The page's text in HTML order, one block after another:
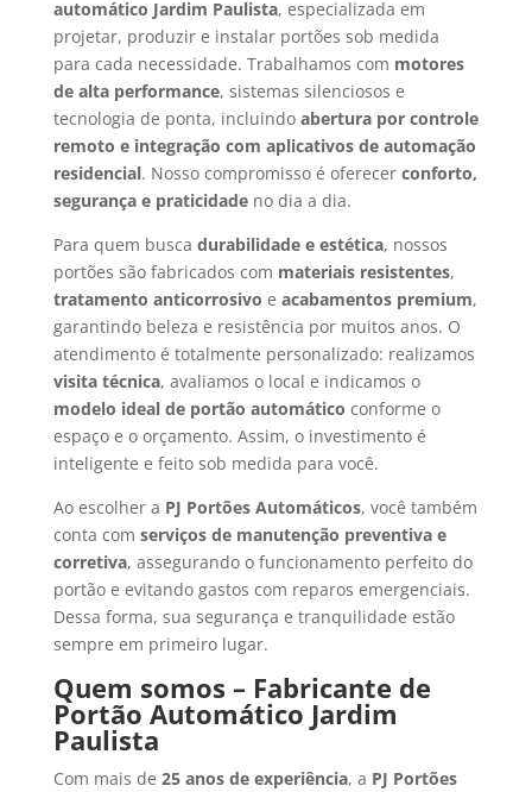
automático Jardim Paulista, especializada em
projetar, produzir e instalar portões sob medida
para cada necessidade. Trabalhamos com motores
de alta performance, sistemas silenciosos e
tecnologia de ponta, incluindo abertura por controle
remoto e integração com aplicativos de automação
residencial. Nosso compromisso é oferecer conforto,
segurança e praticidadeno dia a dia.
Para quem busca durabilidade e estética, nossos
portões são fabricados com materiais resistentes,
tratamento anticorrosivo e acabamentos premium,
garantindo beleza e resistência por muitos anos. O
atendimento é totalmente personalizado: realizamos
visita técnica, avaliamos o local e indicamos o
modelo ideal de portão automático conforme o
espaço e o orçamento. Assim, o investimento é
inteligente e feito sob medida para você.
Ao escolher a PJ Portões Automáticos, você também
conta com serviços de manutenção preventiva e
corretiva, assegurando o funcionamento perfeito do
portão e evitando gastos com reparos emergenciais.
Dessa forma, sua segurança e tranquilidade estão
sempre em primeiro lugar.
Quem somos – Fabricante de
Portão Automático Jardim
Paulista
Com mais de 25 anos de experiência, a PJ Portões